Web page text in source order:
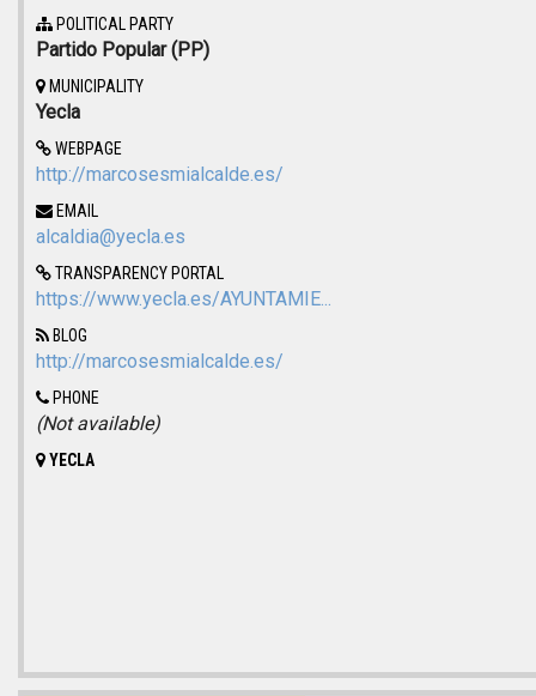
POLITICAL PARTY
Partido Popular (PP)
MUNICIPALITY
Yecla
WEBPAGE
http://marcosesmialcalde.es/
EMAIL
alcaldia@yecla.es
TRANSPARENCY PORTAL
https://www.yecla.es/AYUNTAMIE...
BLOG
http://marcosesmialcalde.es/
PHONE
(Not available)
YECLA